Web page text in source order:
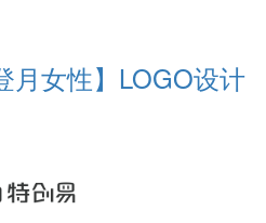
月女性】LOGO设计